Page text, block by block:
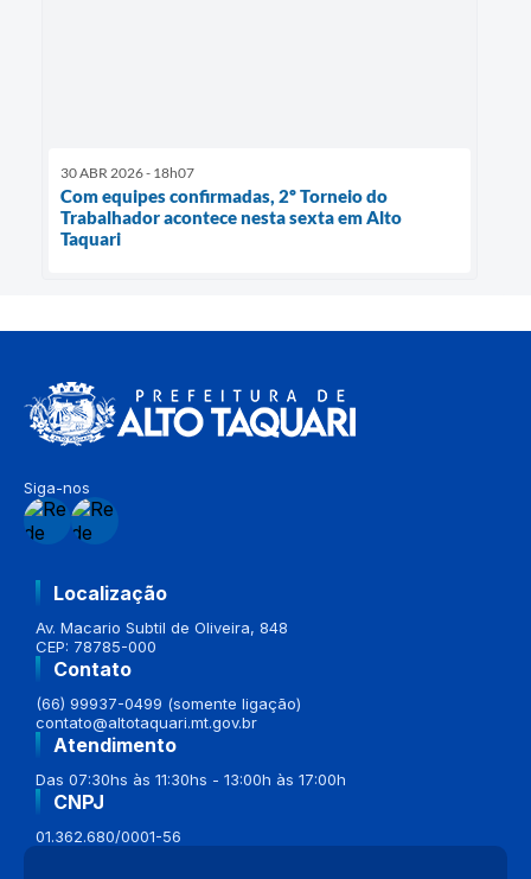
30 ABR 2026 - 18h07
Com equipes confirmadas, 2º Torneio do
Trabalhador acontece nesta sexta em Alto
Taquari
Siga-nos
Localização
Av. Macario Subtil de Oliveira, 848
CEP: 78785-000
Contato
(66) 99937-0499 (somente ligação)
contato@altotaquari.mt.gov.br
Atendimento
Das 07:30hs às 11:30hs - 13:00h às 17:00h
CNPJ
01.362.680/0001-56